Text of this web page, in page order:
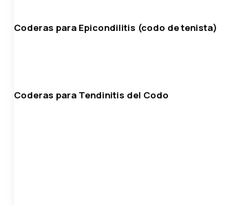
Coderas para Epicondilitis (codo de tenista)
Coderas para Tendinitis del Codo